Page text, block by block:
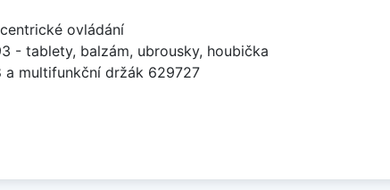
ovládání
- tablety, balzám, ubrousky, houbička
a multifunkční držák 629727